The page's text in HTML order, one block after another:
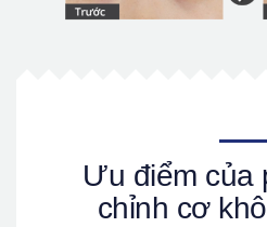
Ưu điểm của
chỉnh cơ